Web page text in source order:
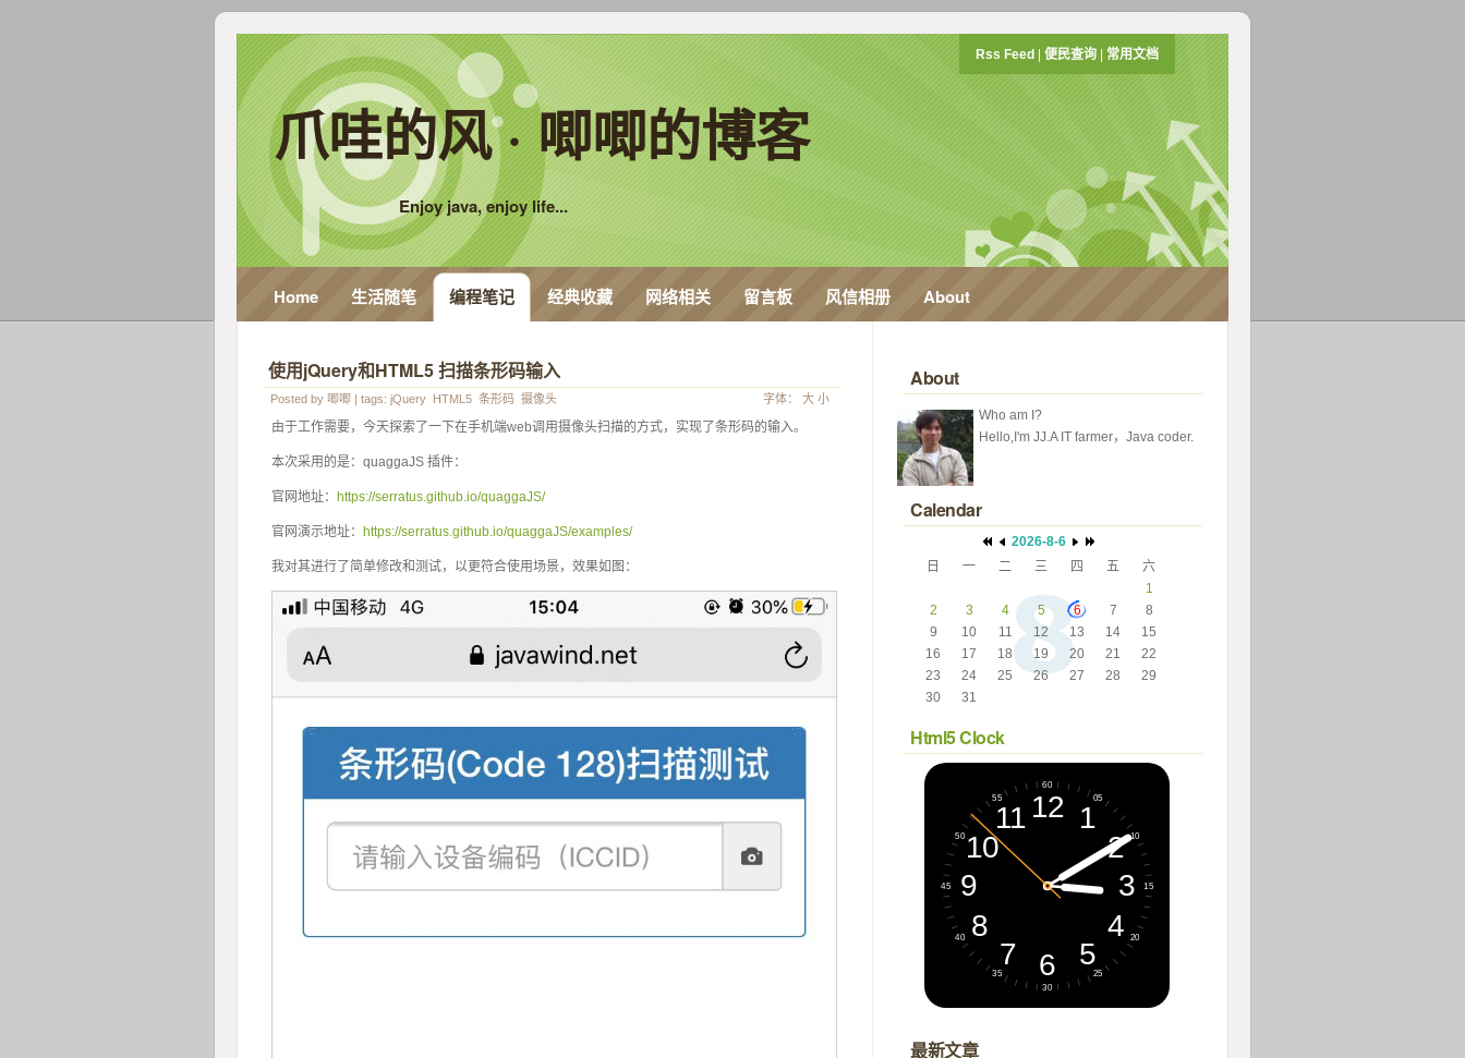
爪哇的风 · 唧唧的博客
Enjoy java, enjoy life...
Rss Feed 便民查询 常用文档
Home 生活随笔 编程笔记 经典收藏 网络相关 留言板 风信相册 About
使用jQuery和HTML5 扫描条形码输入
字体： 大 小
Posted by 唧唧 | tags: jQuery HTML5 条形码 摄像头
由于工作需要，今天探索了一下在手机端web调用摄像头扫描的方式，实现了条形码的输入。
本次采用的是：quaggaJS 插件：
官网地址： https://serratus.github.io/quaggaJS/
官网演示地址： https://serratus.github.io/quaggaJS/examples/
我对其进行了简单修改和测试，以更符合使用场景，效果如图：
About
Who am I?
Hello,I'm JJ.A IT farmer，Java coder.
Calendar
2026-8-6
日
一 二 三 四 五
六
1
2
3 4 5 6 7
8
9
10 11 12 13 14
15
16
17 18 19 20 21
22
23
24 25 26 27 28
29
30
31
Html5 Clock
最新文章